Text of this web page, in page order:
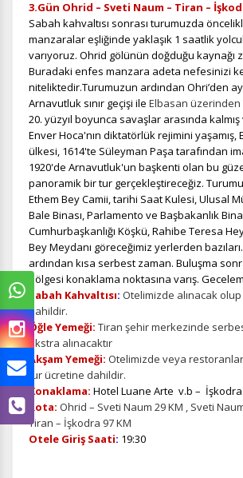
3.Gün Ohrid – Sveti Naum – Tiran –
Sabah kahvaltısı sonrası turumuzda
manzaralar eşliğinde yaklaşık 1 saatlik
varıyoruz. Ohrid gölünün doğduğu kaynağı
Buradaki enfes manzara adeta nefesinizi
niteliktedir.Turumuzun ardından Ohri’den
Arnavutluk sınır geçişi ile Elbasan üzerinden
20. yüzyıl boyunca savaşlar arasında kalmış
Enver Hoca'nın diktatörlük rejimini yaşamış,
ülkesi, 1614'te Süleyman Paşa tarafından
1920'de Arnavutluk'un başkenti olan bu
panoramik bir tur gerçekleştireceğiz.
Ethem Bey Camii, tarihi Saat Kulesi, Ulusal
Bale Binası, Parlamento ve Başbakanlık
Cumhurbaşkanlığı Köşkü, Rahibe Teresa
Bey Meydanı göreceğimiz yerlerden
ardından kısa serbest zaman. Buluşma
bölgesi konaklama noktasına varış.
Sabah Kahvaltısı: Otelimizde alınacak
dahildir.
Öğle Yemeği: Tiran şehir merkezinde
ekstra alınacaktır
Akşam Yemeği: Otelimizde veya
tur ücretine dahildir.
Konaklama: Hotel Luane Arte v.b – İşkodra
Rota: Ohrid – Sveti Naum 29 KM , Sveti
Tiran – İşkodra 97 KM
Otele Giriş Saati: 19:30